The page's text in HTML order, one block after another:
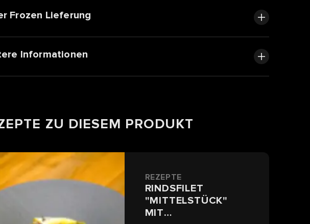
Frozen Lieferung
Informationen
ZU DIESEM PRODUKT
REZEPTE
RINDSFILET
"MITTELSTÜCK"
MIT